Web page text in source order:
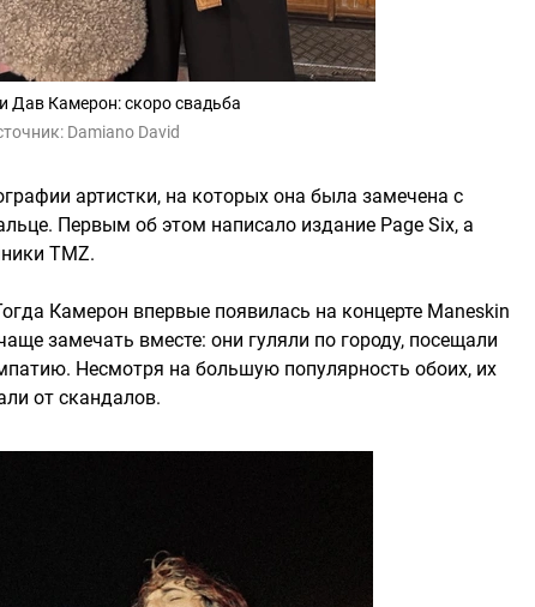
Дав Камерон: скоро свадьба
Damiano David
артистки, на которых она была замечена с
Первым об этом написало издание Page Six, а
TMZ.
Камерон впервые появилась на концерте Maneskin
замечать вместе: они гуляли по городу, посещали
Несмотря на большую популярность обоих, их
от скандалов.